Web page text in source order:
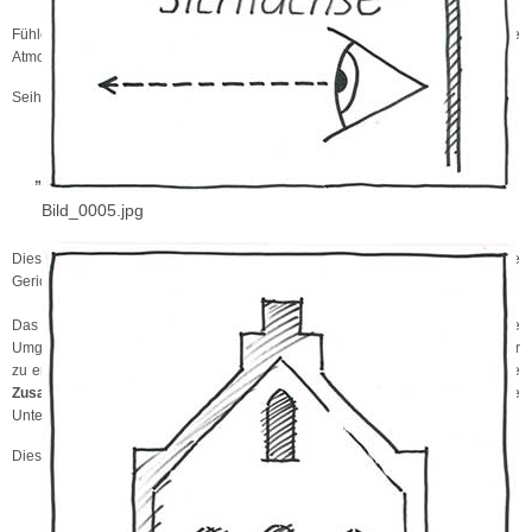
Bild_0005.jpg
Fühlen Sie sich zurückversetzt ins Mittelalter und genießen sie die einzigartige
Atmosphäre.
Seihen Sie jedoch auf der Hut, denn ein bekanntes Sprichwort sagt:
„Wer in Hülchrath geht über die Brück, kehrt selten oder nie zurück“.
Dieses Sprichwort erinnert daran, dass„Schloss Hülchrath“kurkölnische
Gerichtsstätte war.
Das Ziel der „ Hülchrath“ ist es,
und seine
Umgebung in Ihrer attraktiven Eigenart zu erhalten und für die Zukunft weiter
zu entwickeln. Dabei hilft das
bereitwillige Engagement der Bürger
, die gute
Zusammenarbeit von Dorf und Schlosssowie die verständnisvolle
Unterstützung seitens der
Stadt Grevenbroich und des .
Dies geschieht entsprechend unserem Leitbild: